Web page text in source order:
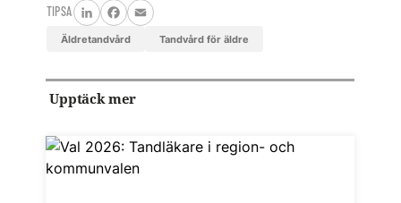
TIPSA
LinkedInFacebook
Email
Äldretandvård tandvård för äldre
Upptäck mer